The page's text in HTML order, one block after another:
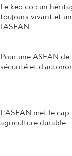
Le keo co : un
toujours vivant et
l'ASEAN
Pour une ASEAN
sécurité et
L’ASEAN met le
agriculture durable